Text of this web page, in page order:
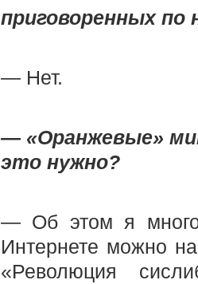
приговоренных
— Нет.
— «Оранжевые»
это нужно?
— Об этом я много
Интернете можно
«Революция